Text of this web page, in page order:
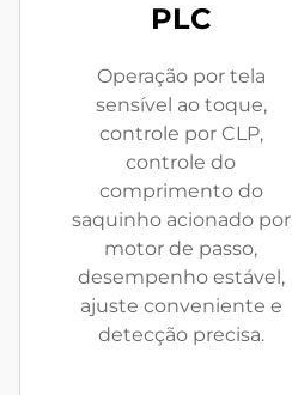
PLC
Operação por tela
sensível ao toque,
controle por CLP,
controle do
comprimento do
saquinho acionado por
motor de passo,
desempenho estável,
ajuste conveniente e
detecção precisa.